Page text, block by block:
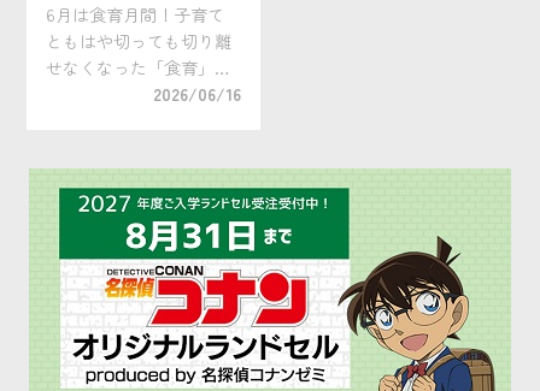
6月は食育月間！子育て
ともはや切っても切り離
せなくなった「食育」。
小学校のみならず、保育
なってきましたが、皆さ
んのご家庭ではいかがで
しょうか？この機会にぜ
ひ家庭でできる食育につ
[…]
2026/06/16